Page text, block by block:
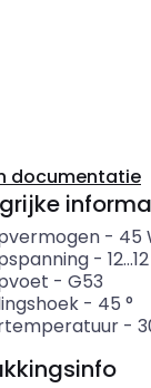
documentatie
- 45
- 12...12
- G53
- 45 °
-